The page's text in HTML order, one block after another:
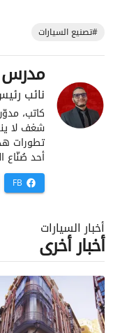
#تصنيع السيارات
نائب
كاتب،
شغف لا
تطورات
أحد صُنّاع
FB
أخبار السيارات
أخبار أخرى